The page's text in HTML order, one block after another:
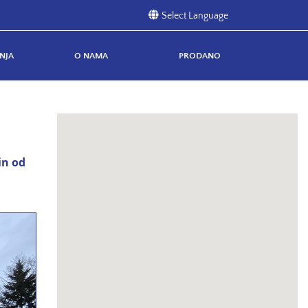
O NAMA PRODANO
od